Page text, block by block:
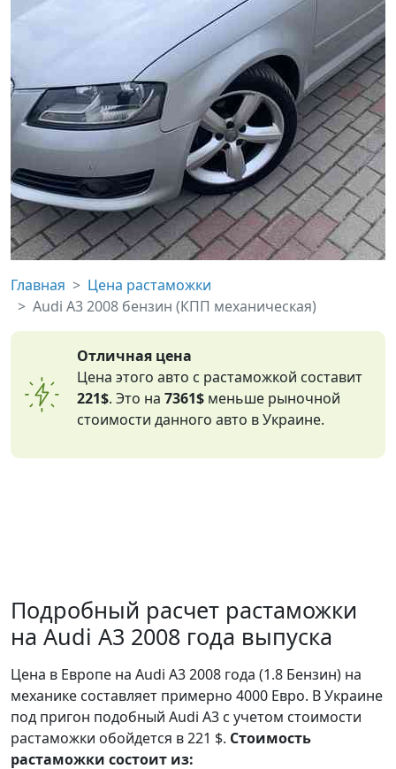
Главная
Цена растаможки
Audi A3 2008 бензин (КПП механическая)
Отличная цена
Цена этого авто с растаможкой составит
221$. Это на7361$ меньше рыночной
стоимости данного авто в Украине.
Подробный расчет растаможки
на Audi A3 2008 года выпуска
Цена в Европе на Audi A3 2008 года (1.8 Бензин) на
механике составляет примерно 4000 Евро. В Украине
под пригон подобный Audi A3 с учетом стоимости
растаможки обойдется в 221 $. Стоимость
растаможки состоит из: